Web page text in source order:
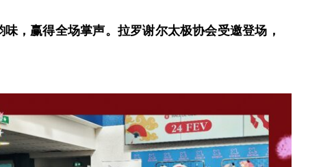
，赢得全场掌声。拉罗谢尔太极协会受邀登场，